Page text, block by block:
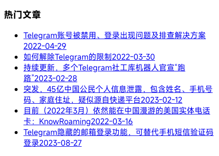
热门文章
Telegram账号被禁用、登录出现问题及排查解决方案
2022-04-29
如何解除Telegram的限制2022-03-30
持续更新，多个Telegram社工库机器人官宣“跑
路”2023-02-28
突发，45亿中国公民个人信息泄露，包含姓名、手机号
码、家庭住址，疑似源自快递平台2023-02-12
目前（2022年3月）依然能在中国漫游的美国实体电话
卡：KnowRoaming2022-03-16
Telegram隐藏的邮箱登录功能，可替代手机短信验证码
登录2023-08-27